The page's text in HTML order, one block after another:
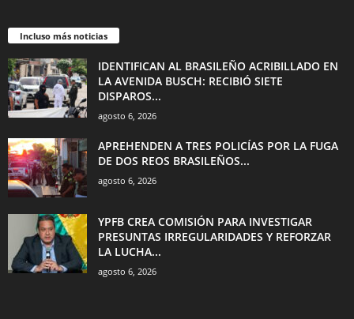
Incluso más noticias
IDENTIFICAN AL BRASILEÑO ACRIBILLADO EN
LA AVENIDA BUSCH: RECIBIÓ SIETE
DISPAROS...
agosto 6, 2026
APREHENDEN A TRES POLICÍAS POR LA FUGA
DE DOS REOS BRASILEÑOS...
agosto 6, 2026
YPFB CREA COMISIÓN PARA INVESTIGAR
PRESUNTAS IRREGULARIDADES Y REFORZAR
LA LUCHA...
agosto 6, 2026